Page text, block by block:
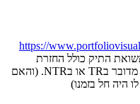
https://
התיק כולל החזרת
הדיבידנדים, אך לא הצלחתי למצוא האם מדובר בTR או בNTR. (והאם
היה חל בזמנו)